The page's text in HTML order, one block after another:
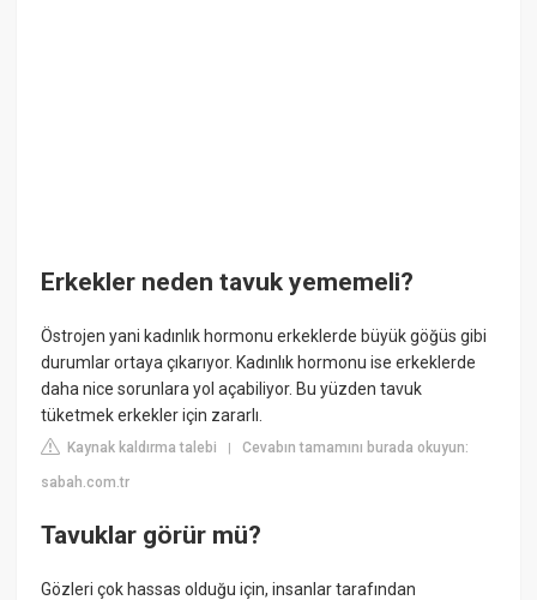
Erkekler neden tavuk yememeli?
Östrojen yani kadınlık hormonu erkeklerde büyük göğüs gibi
durumlar ortaya çıkarıyor. Kadınlık hormonu ise erkeklerde
daha nice sorunlara yol açabiliyor. Bu yüzden tavuk
tüketmek erkekler için zararlı.
Kaynak kaldırma talebi |Cevabın tamamını burada okuyun:
sabah.com.tr
Tavuklar görür mü?
Gözleri çok hassas olduğu için, insanlar tarafından